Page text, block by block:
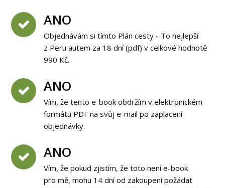
ANO
Objednávám si tímto Plán cesty - To nejlepší
z Peru autem za 18 dní (pdf) v celkové hodnotě
990 Kč.
ANO
Vím, že tento e-book obdržím v elektronickém
formátu PDF na svůj e-mail po zaplacení
objednávky.
ANO
Vím, že pokud zjistím, že toto není e-book
pro mě, mohu 14 dní od zakoupení požádat